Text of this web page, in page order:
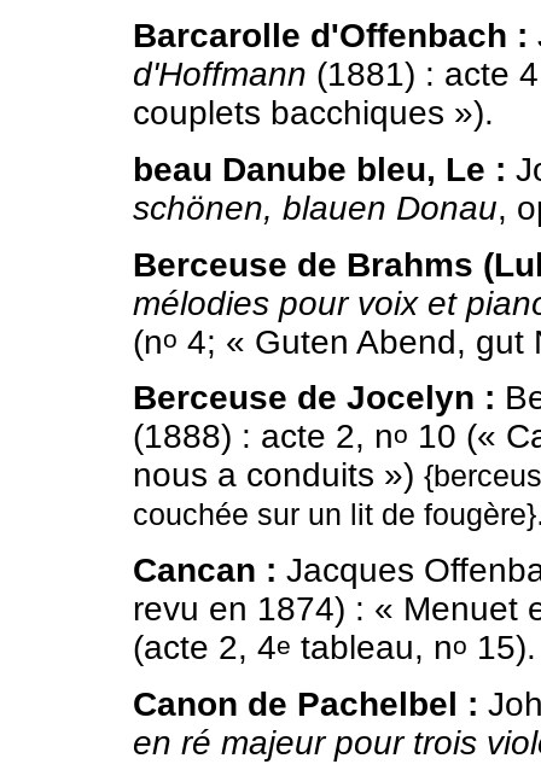
Barcarolle d'Offenbach :
d'Hoffmann (1881) : acte
couplets bacchiques »).
beau Danube bleu, Le :
schönen, blauen Donau,
Berceuse de Brahms
mélodies pour voix et
(no 4; « Guten Abend, gut
Berceuse de Jocelyn :
(1888) : acte 2, no 10 («
nous a conduits »)
couchée sur un lit de fougère}
Cancan : Jacques
revu en 1874) : « Menuet
(acte 2, 4e tableau, no 15).
Canon de Pachelbel :
en ré majeur pour trois